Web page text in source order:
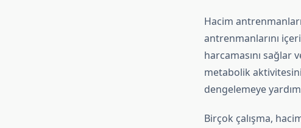
Hacim
antrenmanlarını
harcamasını sağlar
metabolik
dengelemeye
Birçok çalışma,